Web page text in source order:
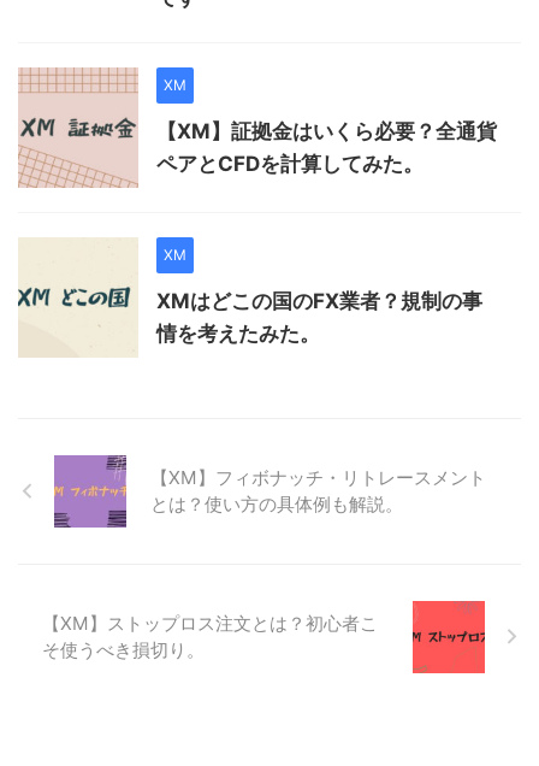
XM
【XM】証拠金はいくら必要？全通貨
ペアとCFDを計算してみた。
XM
XMはどこの国のFX業者？規制の事
情を考えたみた。
【XM】フィボナッチ・リトレースメント
とは？使い方の具体例も解説。
【XM】ストップロス注文とは？初心者こ
そ使うべき損切り。